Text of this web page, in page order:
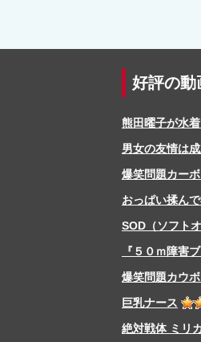
好評の動
熊田曜子が水着
男女の友情は
爆笑問題カー
おっぱい揉ん
SOD（ソフト
『５０ｍ障害
爆笑問題カウ
巨乳ナース
絶対戦体 ミリ